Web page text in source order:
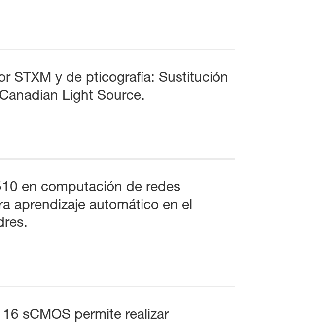
STXM y de pticografía: Sustitución
Light Source.
en computación de redes
aprendizaje automático en el
sCMOS permite realizar